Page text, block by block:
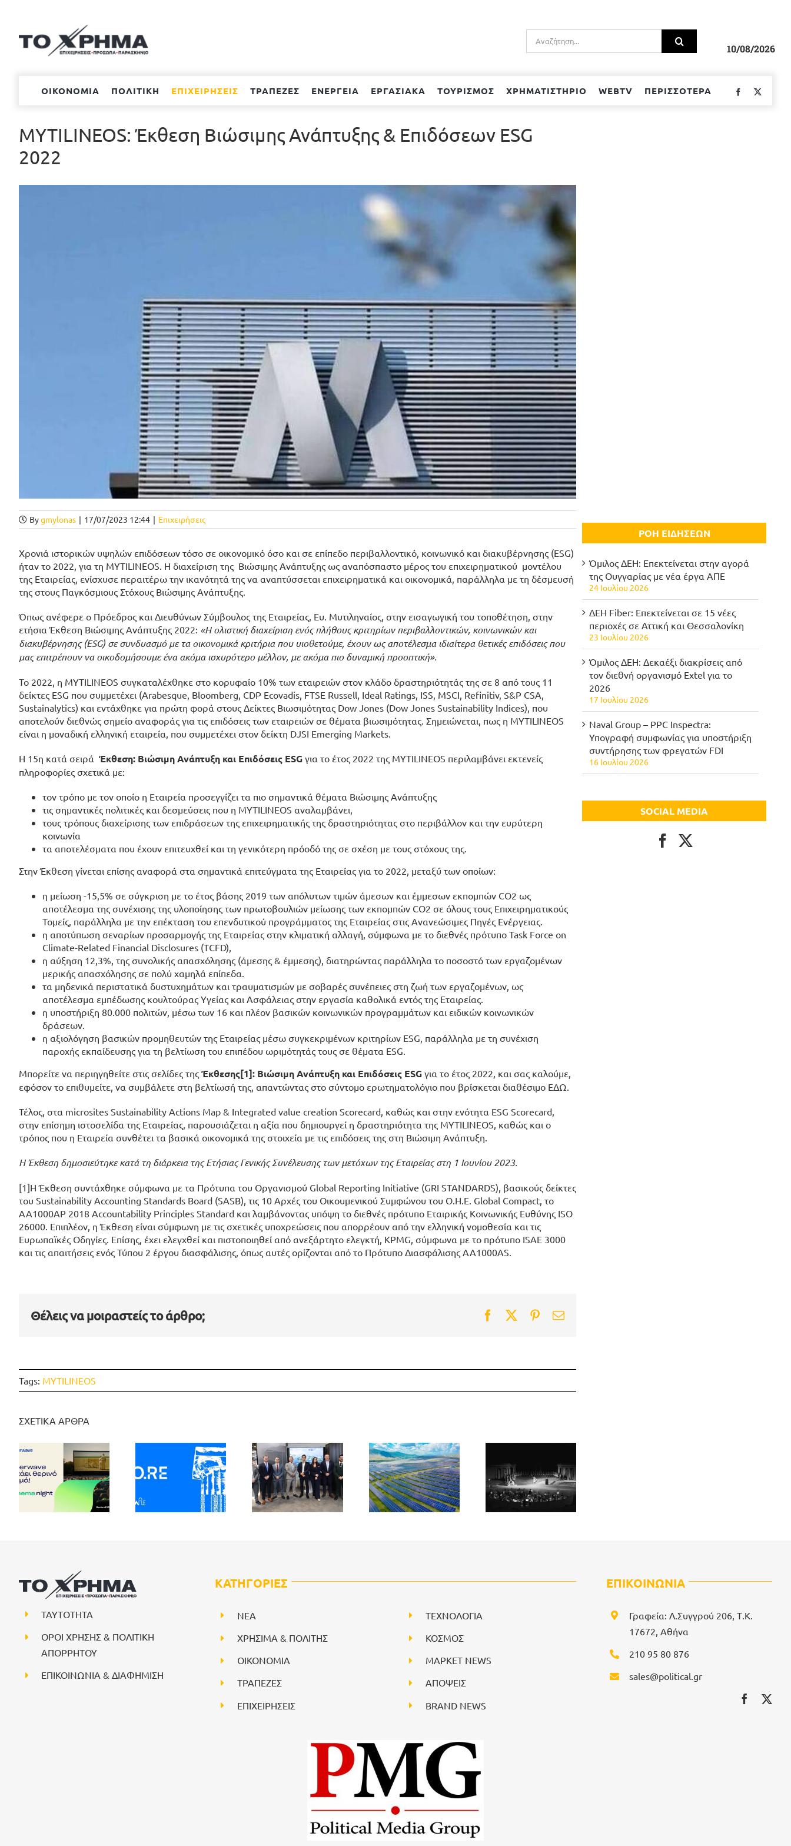
περιεχόμενο
Αναζήτηση
για:
10/08/2026
ΟΙΚΟΝΟΜΙΑ ΠΟΛΙΤΙΚΗ ΕΠΙΧΕΙΡΗΣΕΙΣ ΤΡΑΠΕΖΕΣ ΕΝΕΡΓΕΙΑ ΕΡΓΑΣΙΑΚΑ ΤΟΥΡΙΣΜΟΣ ΧΡΗΜΑΤΙΣΤΗΡΙΟ WEBTV ΠΕΡΙΣΣΟΤΕΡΑ Facebook
MYTILINEOS: Έκθεση Βιώσιμης Ανάπτυξης & Επιδόσεων ESG
2022
Bygmylonas | 17/07/2023 12:44 | Επιχειρήσεις
Χρονιά ιστορικών υψηλών επιδόσεων τόσο σε οικονομικό όσο και σε επίπεδο περιβαλλοντικό, κοινωνικό και διακυβέρνησης (ESG)
ήταν το 2022, για τη MYTILINEOS. Η διαχείριση της Βιώσιμης Ανάπτυξης ως αναπόσπαστο μέρος του επιχειρηματικού μοντέλου
της Εταιρείας, ενίσχυσε περαιτέρω την ικανότητά της να αναπτύσσεται επιχειρηματικά και οικονομικά, παράλληλα με τη δέσμευσή
της στους Παγκόσμιους Στόχους Βιώσιμης Ανάπτυξης.
Όπως ανέφερε ο Πρόεδρος και Διευθύνων Σύμβουλος της Εταιρείας, Ευ. Μυτιληναίος, στην εισαγωγική του τοποθέτηση, στην
ετήσια Έκθεση Βιώσιμης Ανάπτυξης 2022: «H ολιστική διαχείριση ενός πλήθους κριτηρίων περιβαλλοντικών, κοινωνικών και
διακυβέρνησης (ESG) σε συνδυασμό με τα οικονομικά κριτήρια που υιοθετούμε, έχουν ως αποτέλεσμα ιδιαίτερα θετικές επιδόσεις που
μας επιτρέπουν να οικοδομήσουμε ένα ακόμα ισχυρότερο μέλλον, με ακόμα πιο δυναμική προοπτική».
Το 2022, η MYTILINEOS συγκαταλέχθηκε στο κορυφαίο 10% των εταιρειών στον κλάδο δραστηριότητάς της σε 8 από τους 11
δείκτες ΕSG που συμμετέχει (Arabesque, Bloomberg, CDP Ecovadis, FTSE Russell, Ideal Ratings, ISS, MSCI, Refinitiv, S&P CSA,
Sustainalytics) και εντάχθηκε για πρώτη φορά στους Δείκτες Βιωσιμότητας Dow Jones (Dow Jones Sustainability Indices), που
αποτελούν διεθνώς σημείο αναφοράς για τις επιδόσεις των εταιρειών σε θέματα βιωσιμότητας. Σημειώνεται, πως η MYTILINEOS
είναι η μοναδική ελληνική εταιρεία, που συμμετέχει στον δείκτη DJSI Emerging Markets.
Η 15η κατά σειρά Έκθεση: Βιώσιμη Ανάπτυξη και Επιδόσεις ESG για το έτος 2022 της MYTILINEOS περιλαμβάνει εκτενείς
πληροφορίες σχετικά με:
τον τρόπο με τον οποίο η Εταιρεία προσεγγίζει τα πιο σημαντικά θέματα Βιώσιμης Ανάπτυξης
τις σημαντικές πολιτικές και δεσμεύσεις που η MYTILINEOS αναλαμβάνει,
τους τρόπους διαχείρισης των επιδράσεων της επιχειρηματικής της δραστηριότητας στο περιβάλλον και την ευρύτερη
κοινωνία
τα αποτελέσματα που έχουν επιτευχθεί και τη γενικότερη πρόοδό της σε σχέση με τους στόχους της.
Στην Έκθεση γίνεται επίσης αναφορά στα σημαντικά επιτεύγματα της Εταιρείας για το 2022, μεταξύ των οποίων:
η μείωση -15,5% σε σύγκριση με το έτος βάσης 2019 των απόλυτων τιμών άμεσων και έμμεσων εκπομπών CO2 ως
αποτέλεσμα της συνέχισης της υλοποίησης των πρωτοβουλιών μείωσης των εκπομπών CO2 σε όλους τους Επιχειρηματικούς
Τομείς, παράλληλα με την επέκταση του επενδυτικού προγράμματος της Εταιρείας στις Ανανεώσιμες Πηγές Ενέργειας.
η αποτύπωση σεναρίων προσαρμογής της Εταιρείας στην κλιματική αλλαγή, σύμφωνα με το διεθνές πρότυπο Task Force on
Climate-Related Financial Disclosures (TCFD),
η αύξηση 12,3%, της συνολικής απασχόλησης (άμεσης & έμμεσης), διατηρώντας παράλληλα το ποσοστό των εργαζομένων
μερικής απασχόλησης σε πολύ χαμηλά επίπεδα.
τα μηδενικά περιστατικά δυστυχημάτων και τραυματισμών με σοβαρές συνέπειες στη ζωή των εργαζομένων, ως
αποτέλεσμα εμπέδωσης κουλτούρας Υγείας και Ασφάλειας στην εργασία καθολικά εντός της Εταιρείας.
η υποστήριξη 80.000 πολιτών, μέσω των 16 και πλέον βασικών κοινωνικών προγραμμάτων και ειδικών κοινωνικών
δράσεων.
η αξιολόγηση βασικών προμηθευτών της Εταιρείας μέσω συγκεκριμένων κριτηρίων ESG, παράλληλα με τη συνέχιση
παροχής εκπαίδευσης για τη βελτίωση του επιπέδου ωριμότητάς τους σε θέματα ESG.
Μπορείτε να περιηγηθείτε στις σελίδες της Έκθεσης[1]: Βιώσιμη Ανάπτυξη και Επιδόσεις ESG για το έτος 2022, και σας καλούμε,
εφόσον το επιθυμείτε, να συμβάλετε στη βελτίωσή της, απαντώντας στο σύντομο ερωτηματολόγιο που βρίσκεται διαθέσιμο ΕΔΩ.
Τέλος, στα microsites Sustainability Actions Map & Integrated value creation Scorecard, καθώς και στην ενότητα ESG Scorecard,
στην επίσημη ιστοσελίδα της Εταιρείας, παρουσιάζεται η αξία που δημιουργεί η δραστηριότητα της MYTILINEOS, καθώς και ο
τρόπος που η Εταιρεία συνθέτει τα βασικά οικονομικά της στοιχεία με τις επιδόσεις της στη Βιώσιμη Ανάπτυξη.
Η Έκθεση δημοσιεύτηκε κατά τη διάρκεια της Ετήσιας Γενικής Συνέλευσης των μετόχων της Εταιρείας στη 1 Ιουνίου 2023.
[1]Η Έκθεση συντάχθηκε σύμφωνα με τα Πρότυπα τoυ Οργανισμού Global Reporting Initiative (GRI STANDARDS), βασικούς δείκτες
του Sustainability Accounting Standards Board (SASB), τις 10 Αρχές του Οικουμενικού Συμφώνου του Ο.Η.Ε. Global Compact, το
AA1000AP 2018 Accountability Principles Standard και λαμβάνοντας υπόψη το διεθνές πρότυπο Εταιρικής Κοινωνικής Ευθύνης ISO
26000. Επιπλέον, η Έκθεση είναι σύμφωνη με τις σχετικές υποχρεώσεις που απορρέουν από την ελληνική νομοθεσία και τις
Ευρωπαϊκές Οδηγίες. Επίσης, έχει ελεγχθεί και πιστοποιηθεί από ανεξάρτητο ελεγκτή, KPMG, σύμφωνα με το πρότυπο ISAE 3000
και τις απαιτήσεις ενός Τύπου 2 έργου διασφάλισης, όπως αυτές ορίζονται από το Πρότυπο Διασφάλισης AA1000AS.
Θέλεις να μοιραστείς το άρθρο; Facebook
TwitterPinterest
Email
Tags: MYTILINEOS
ΣΧΕΤΙΚΑ ΑΡΘΡΑ
ΡΟΗ ΕΙΔΗΣΕΩΝ
Όμιλος ΔΕΗ: Επεκτείνεται στην αγορά
της Ουγγαρίας με νέα έργα ΑΠΕ
24 Ιουλίου 2026
ΔΕΗ Fiber: Επεκτείνεται σε 15 νέες
περιοχές σε Αττική και Θεσσαλονίκη
23 Ιουλίου 2026
Όμιλος ΔΕΗ: Δεκαέξι διακρίσεις από
τον διεθνή οργανισμό Extel για το
2026
17 Ιουλίου 2026
Naval Group – PPC Inspectra:
Υπογραφή συμφωνίας για υποστήριξη
συντήρησης των φρεγατών FDI
16 Ιουλίου 2026
SOCIAL MEDIA
ΤΑΥΤΟΤΗΤΑ
ΟΡΟΙ ΧΡΗΣΗΣ & ΠΟΛΙΤΙΚΗ
ΑΠΟΡΡΗΤΟΥ
ΕΠΙΚΟΙΝΩΝΙΑ & ΔΙΑΦΗΜΙΣΗ
ΚΑΤΗΓΟΡΙΕΣ
NEA
ΧΡΗΣΙΜΑ & ΠΟΛΙΤΗΣ
ΟΙΚΟΝΟΜΙΑ
ΤΡΑΠΕΖΕΣ
ΕΠΙΧΕΙΡΗΣΕΙΣ
ΤΕΧΝΟΛΟΓΙΑ
ΚΟΣΜΟΣ
ΜΑΡΚΕΤ NEWS
ΑΠΟΨΕΙΣ
BRAND NEWS
ΕΠΙΚΟΙΝΩΝΙΑ
Γραφεία: Λ.Συγγρού 206, Τ.Κ.
17672, Αθήνα
210 95 80 876
sales@political.gr